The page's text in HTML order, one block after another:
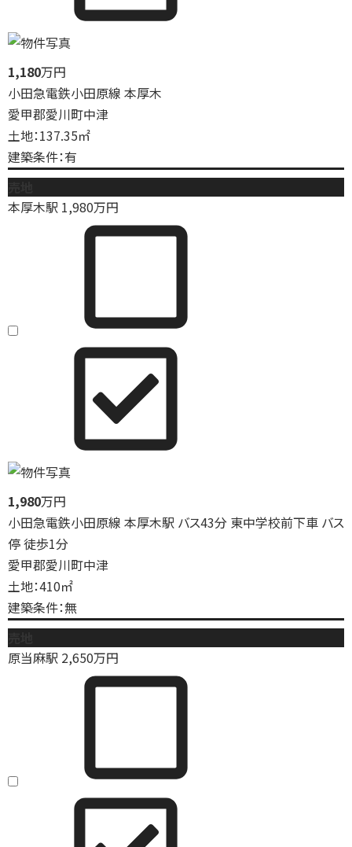
1,180万円
小田急電鉄小田原線 本厚木
愛甲郡愛川町中津
土地：137.35㎡
建築条件：有
本厚木駅 1,980万円
1,980万円
小田急電鉄小田原線 本厚木駅 バス43分 東中学校前下車 バス
停 徒歩1分
愛甲郡愛川町中津
土地：410㎡
建築条件：無
原当麻駅 2,650万円